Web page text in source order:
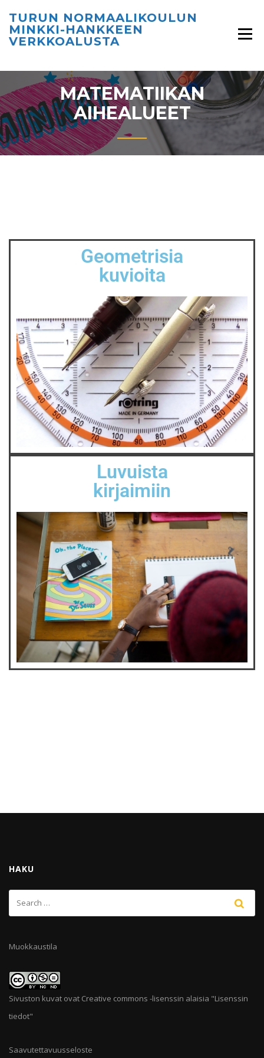
TURUN NORMAALIKOULUN
MINKKI-HANKKEEN
VERKKOALUSTA
MATEMATIIKAN
AIHEALUEET
Geometrisia
kuvioita
Luvuista
kirjaimiin
HAKU
Muokkaustila
Sivuston kuvat ovat Creative commons -lisenssin alaisia "Lisenssin
tiedot"
Saavutettavuusseloste